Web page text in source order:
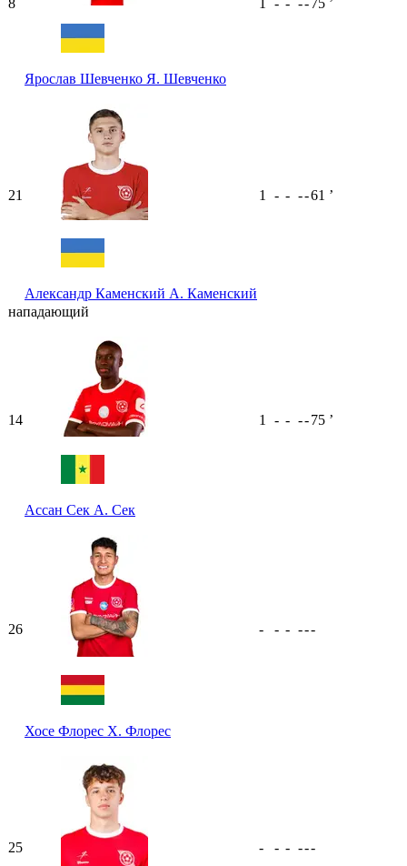
8
Ярослав Шевченко Я. Шевченко
1 - - --75 ʼ
21
Александр Каменский А. Каменский
1 - - --61 ʼ
нападающий
14
Ассан Сек А. Сек
1 - - --75 ʼ
26
Хосе Флорес Х. Флорес
- - - ---
25 - - - ---